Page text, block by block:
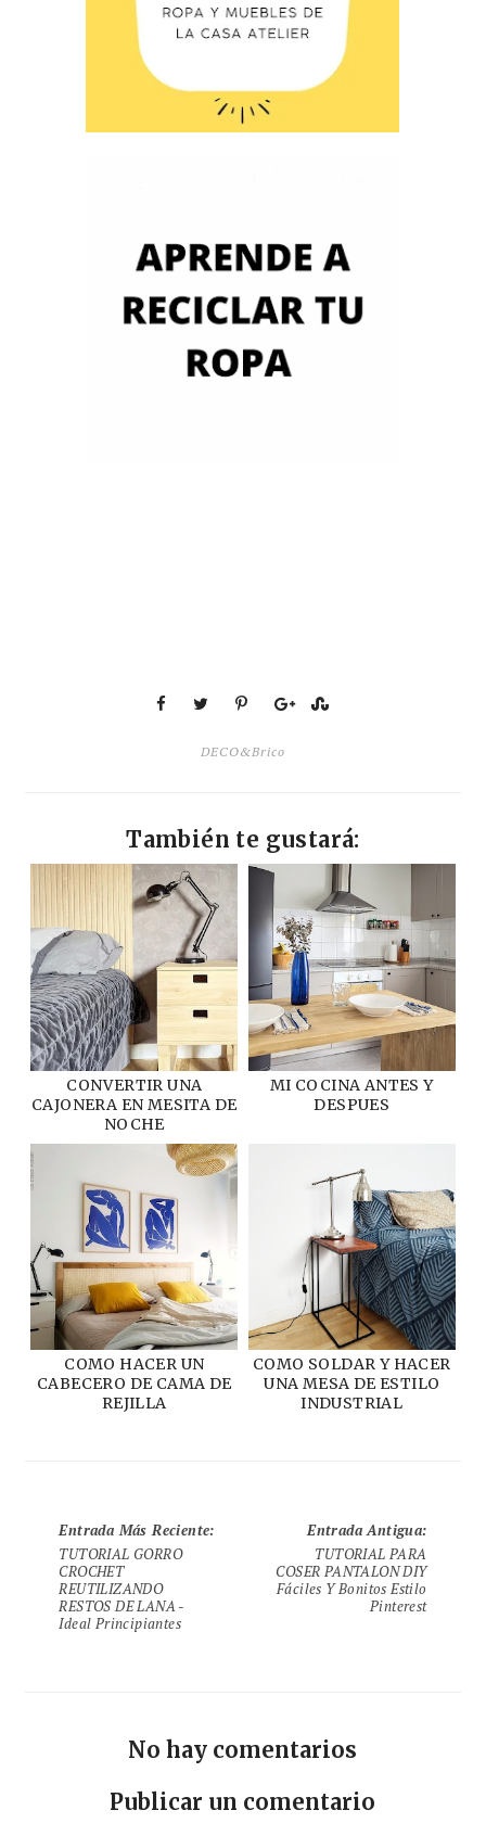
DECO&Brico
También te gustará:
CONVERTIR UNA
CAJONERA EN MESITA DE
NOCHE
MI COCINA ANTES Y
DESPUES
COMO HACER UN
CABECERO DE CAMA DE
REJILLA
COMO SOLDAR Y HACER
UNA MESA DE ESTILO
INDUSTRIAL
Entrada Más Reciente:
TUTORIAL GORRO
CROCHET
REUTILIZANDO
RESTOS DE LANA -
Ideal Principiantes
Entrada Antigua:
TUTORIAL PARA
COSER PANTALON DIY
Fáciles Y Bonitos Estilo
Pinterest
No hay comentarios
Publicar un comentario